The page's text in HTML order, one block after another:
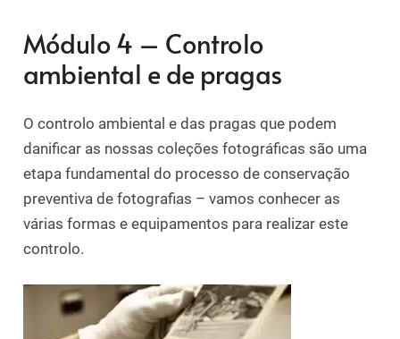
Módulo 4 – Controlo
ambiental e de pragas
O controlo ambiental e das pragas que podem
danificar as nossas coleções fotográficas são uma
etapa fundamental do processo de conservação
preventiva de fotografias – vamos conhecer as
várias formas e equipamentos para realizar este
controlo.